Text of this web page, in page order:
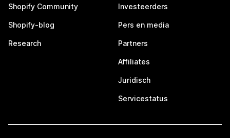
Shopify Community
Shopify-blog
Research
Investeerders
Pers en media
Partners
Affiliates
Juridisch
Servicestatus